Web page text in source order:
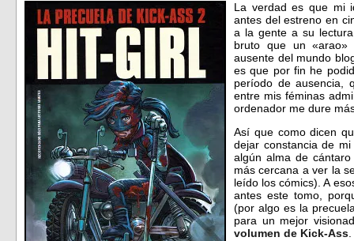
La verdad es que mi
antes del estreno en
a la gente a su
bruto que un
ausente del mundo
es que por fin he
período de ausencia,
entre mis féminas
ordenador me dure
Así que como dicen
dejar constancia de
algún alma de
más cercana a ver la
leído los cómics). A
antes este tomo,
(por algo es la
para un mejor
volumen de Kick-Ass.